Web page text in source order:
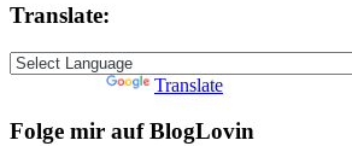
Translate:
Translate
Folge mir auf BlogLovin